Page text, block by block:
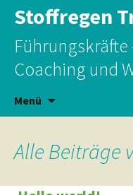
Stoffregen
Führungskräfte
Coaching und
Menü
Alle Beiträge